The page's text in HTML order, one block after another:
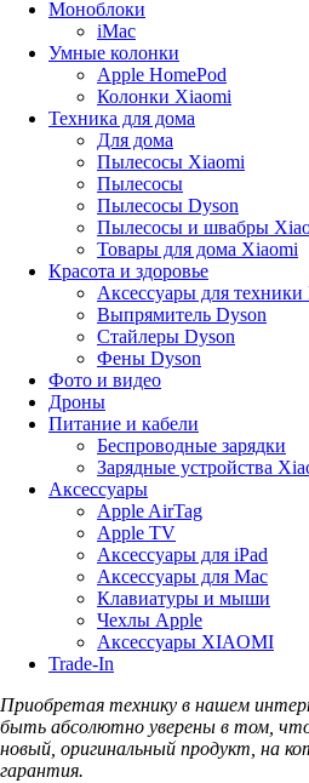
Моноблоки
iMac
Умные колонки
Apple HomePod
Колонки Xiaomi
Техника для дома
Для дома
Пылесосы Xiaomi
Пылесосы
Пылесосы Dyson
Пылесосы и швабры
Товары для дома Xiaomi
Красота и здоровье
Аксессуары для техники
Выпрямитель Dyson
Стайлеры Dyson
Фены Dyson
Фото и видео
Дроны
Питание и кабели
Беспроводные зарядки
Зарядные устройства
Аксессуары
Apple AirTag
Apple TV
Аксессуары для iPad
Аксессуары для Mac
Клавиатуры и мыши
Чехлы Apple
Аксессуары XIAOMI
Trade-In
Приобретая технику в нашем
быть абсолютно уверены в том,
новый, оригинальный продукт, на
гарантия.